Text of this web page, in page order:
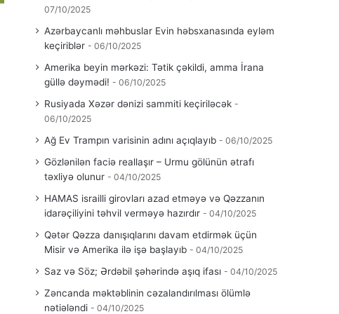
07/10/2025
Azərbaycanlı məhbuslar Evin həbsxanasında eyləm
keçiriblər
06/10/2025
Amerika beyin mərkəzi: Tətik çəkildi, amma İrana
güllə dəymədi!
06/10/2025
Rusiyada Xəzər dənizi sammiti keçiriləcək
06/10/2025
Ağ Ev Trampın varisinin adını açıqlayıb 06/10/2025
Gözlənilən faciə reallaşır – Urmu gölünün ətrafı
təxliyə olunur
04/10/2025
HAMAS israilli girovları azad etməyə və Qəzzanın
idarəçiliyini təhvil verməyə hazırdır
04/10/2025
Qətər Qəzza danışıqlarını davam etdirmək üçün
Misir və Amerika ilə işə başlayıb
04/10/2025
Saz və Söz; Ərdəbil şəhərində aşıq ifası 04/10/2025
Zəncanda məktəblinin cəzalandırılması ölümlə
nətiələndi
04/10/2025